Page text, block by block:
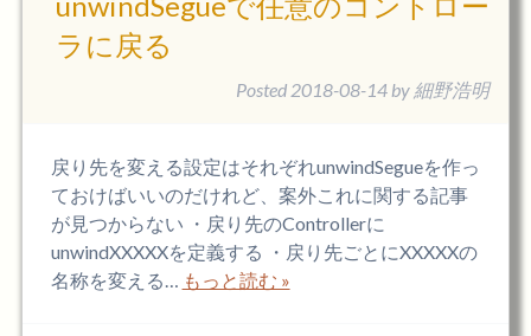
ラに戻る
Posted 2018-08-14 by 細野浩明
戻り先を変える設定はそれぞれunwindSegueを作っ
ておけばいいのだけれど、案外これに関する記事
が見つからない ・戻り先のControllerに
unwindXXXXXを定義する ・戻り先ごとにXXXXXの
名称を変える… もっと読む »